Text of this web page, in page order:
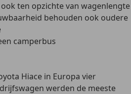
ten opzichte van wagenlengte
behouden ook oudere
camperbus
Hiace in Europa vier
werden de meeste